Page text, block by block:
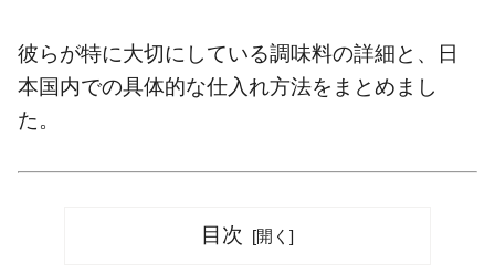
彼らが特に大切にしている調味料の詳細と、日
本国内での具体的な仕入れ方法をまとめまし
た。
目次